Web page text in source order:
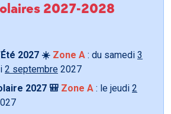
2027-2028
2027 ☀️ Zone A : du samedi 3
2 septembre 2027
2027 🎒 Zone A : le jeudi 2